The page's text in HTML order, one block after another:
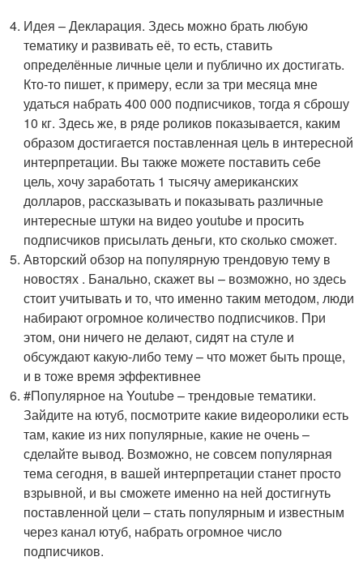
Идея – Декларация. Здесь можно брать любую
тематику и развивать её, то есть, ставить
определённые личные цели и публично их достигать.
Кто-то пишет, к примеру, если за три месяца мне
удаться набрать 400 000 подписчиков, тогда я сброшу
10 кг. Здесь же, в ряде роликов показывается, каким
образом достигается поставленная цель в интересной
интерпретации. Вы также можете поставить себе
цель, хочу заработать 1 тысячу американских
долларов, рассказывать и показывать различные
интересные штуки на видео youtube и просить
подписчиков присылать деньги, кто сколько сможет.
Авторский обзор на популярную трендовую тему в
новостях . Банально, скажет вы – возможно, но здесь
стоит учитывать и то, что именно таким методом, люди
набирают огромное количество подписчиков. При
этом, они ничего не делают, сидят на стуле и
обсуждают какую-либо тему – что может быть проще,
и в тоже время эффективнее
#Популярное на Youtube – трендовые тематики.
Зайдите на ютуб, посмотрите какие видеоролики есть
там, какие из них популярные, какие не очень –
сделайте вывод. Возможно, не совсем популярная
тема сегодня, в вашей интерпретации станет просто
взрывной, и вы сможете именно на ней достигнуть
поставленной цели – стать популярным и известным
через канал ютуб, набрать огромное число
подписчиков.